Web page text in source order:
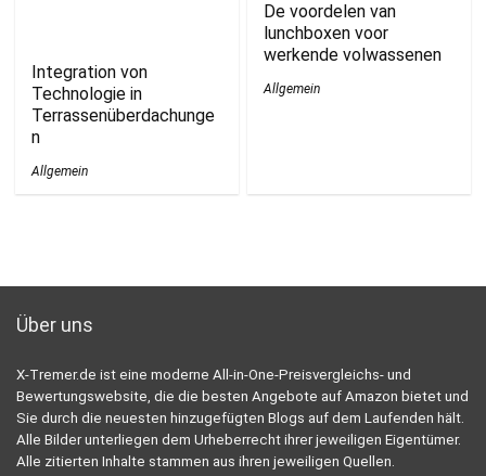
Integration von
Technologie in
Terrassenüberdachunge
n
Allgemein
De voordelen van
lunchboxen voor
werkende volwassenen
Allgemein
Über uns
X-Tremer.de ist eine moderne All-in-One-Preisvergleichs- und
Bewertungswebsite, die die besten Angebote auf Amazon bietet und
Sie durch die neuesten hinzugefügten Blogs auf dem Laufenden hält.
Alle Bilder unterliegen dem Urheberrecht ihrer jeweiligen Eigentümer.
Alle zitierten Inhalte stammen aus ihren jeweiligen Quellen.